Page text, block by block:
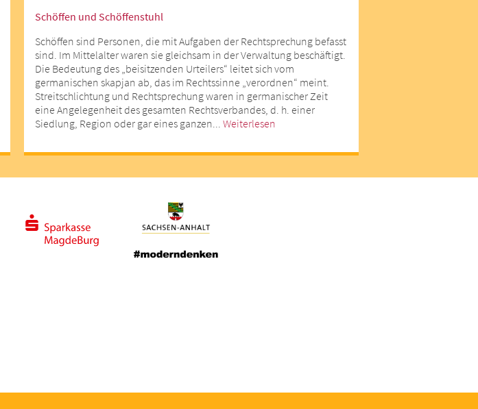
Schöffen und Schöffenstuhl
Schöffen sind Personen, die mit Aufgaben der Rechtsprechung befasst
sind. Im Mittelalter waren sie gleichsam in der Verwaltung beschäftigt.
Die Bedeutung des „beisitzenden Urteilers“ leitet sich vom
germanischen skapjan ab, das im Rechtssinne „verordnen“ meint.
Streitschlichtung und Rechtsprechung waren in germanischer Zeit
eine Angelegenheit des gesamten Rechtsverbandes, d. h. einer
Siedlung, Region oder gar eines ganzen... Weiterlesen